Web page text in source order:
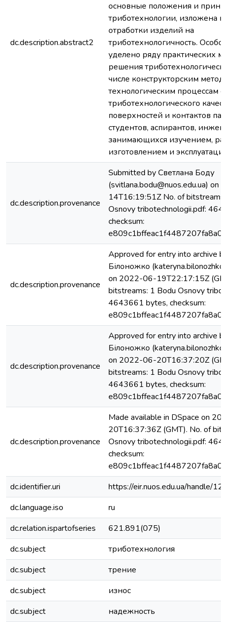
dc.description.abstract2
основные положения и
триботехнологии, изложена
отработки изделий на
триботехнологичность.
уделено ряду практических
решения
числе конструкторским
технологическим процессам
триботехнологического
поверхностей и контактов
студентов, аспирантов,
занимающихся изучением,
изготовлением и
dc.description.provenance
Submitted by Светлана Боду
(svitlana.bodu@nuos.edu.ua) on
14T16:19:51Z No. of
Osnovy tribotechnologii.pdf:
checksum:
dc.description.provenance
Approved for entry into archive
Білоножко
on 2022-06-19T22:17:15Z
bitstreams: 1 Bodu Osnovy
4643661 bytes, checksum:
dc.description.provenance
Approved for entry into archive
Білоножко
on 2022-06-20T16:37:20Z
bitstreams: 1 Bodu Osnovy
4643661 bytes, checksum:
dc.description.provenance
Made available in DSpace on
20T16:37:36Z (GMT). No. of
Osnovy tribotechnologii.pdf:
checksum:
dc.identifier.uri
https://eir.nuos.edu.ua/handle/
dc.language.iso
ru
dc.relation.ispartofseries
621.891(075)
dc.subject
триботехнология
dc.subject
трение
dc.subject
износ
dc.subject
надежность